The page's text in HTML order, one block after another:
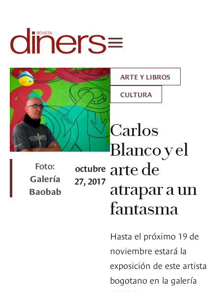
Foto:
Galería
Baobab
octubre
27, 2017
ARTE Y LIBROS
CULTURA
Carlos
Blanco y el
arte de
atrapar a un
fantasma
Hasta el próximo 19 de
noviembre estará la
exposición de este artista
bogotano en la galería